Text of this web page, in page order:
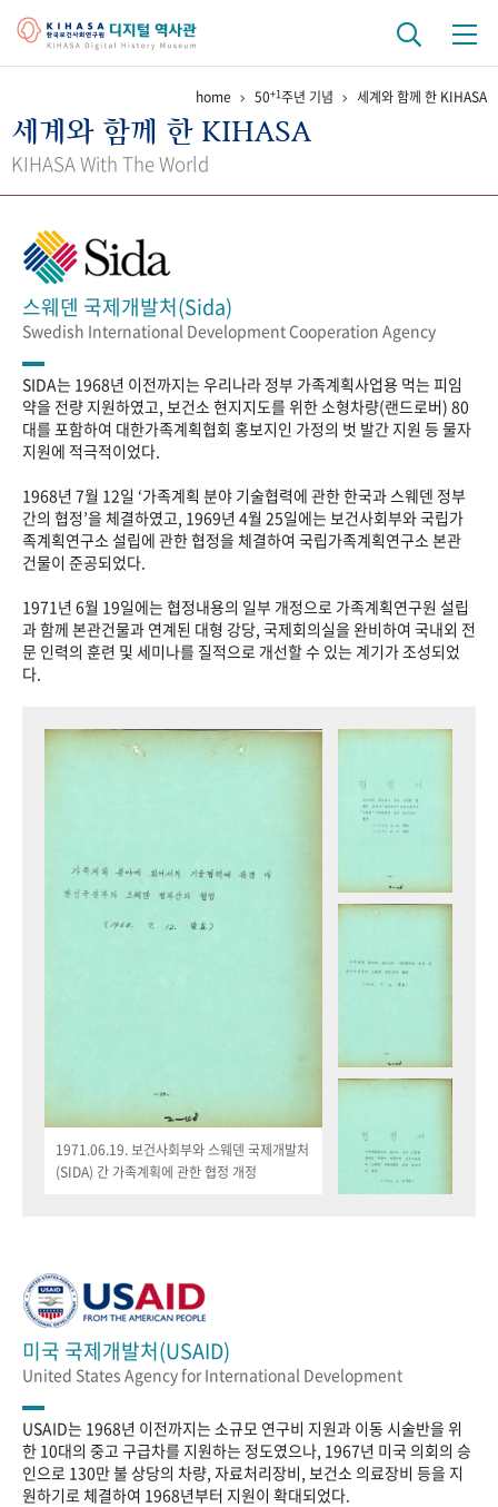
걸어온 길 기관 변천사 역대 기관장
정책과 연구 키워드로 보는 연구 역사
간행물 변천사
기록물 아카이브
사진 아카이브 문서 기록물 행정박물 영상 기록물
성과 50선 숫자로 보는 50년 50+1주년 광장
세계와 함께 한 KIHASA
VR 역사관
home 50+1주년 기념 세계와 함께 한 KIHASA
세계와 함께 한 KIHASA
KIHASA With The World
스웨덴 국제개발처(Sida)
Swedish International Development Cooperation Agency
SIDA는 1968년 이전까지는 우리나라 정부 가족계획사업용 먹는 피임
약을 전량 지원하였고, 보건소 현지지도를 위한 소형차량(랜드로버) 80
대를 포함하여 대한가족계획협회 홍보지인 가정의 벗 발간 지원 등 물자
지원에 적극적이었다.
1968년 7월 12일 ‘가족계획 분야 기술협력에 관한 한국과 스웨덴 정부
간의 협정’을 체결하였고, 1969년 4월 25일에는 보건사회부와 국립가
족계획연구소 설립에 관한 협정을 체결하여 국립가족계획연구소 본관
건물이 준공되었다.
1971년 6월 19일에는 협정내용의 일부 개정으로 가족계획연구원 설립
과 함께 본관건물과 연계된 대형 강당, 국제회의실을 완비하여 국내외 전
문 인력의 훈련 및 세미나를 질적으로 개선할 수 있는 계기가 조성되었
다.
1971.06.19. 보건사회부와 스웨덴 국제개발처
(SIDA) 간 가족계획에 관한 협정 개정
미국 국제개발처(USAID)
United States Agency for International Development
USAID는 1968년 이전까지는 소규모 연구비 지원과 이동 시술반을 위
한 10대의 중고 구급차를 지원하는 정도였으나, 1967년 미국 의회의 승
인으로 130만 불 상당의 차량, 자료처리장비, 보건소 의료장비 등을 지
원하기로 체결하여 1968년부터 지원이 확대되었다.